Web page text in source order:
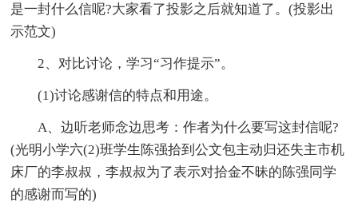
是一封什么信呢?大家看了投影之后就知道了。(投影出
示范文)
2、对比讨论，学习“习作提示”。
(1)讨论感谢信的特点和用途。
A、边听老师念边思考：作者为什么要写这封信呢?
(光明小学六(2)班学生陈强拾到公文包主动归还失主市机
床厂的李叔叔，李叔叔为了表示对拾金不昧的陈强同学
的感谢而写的)